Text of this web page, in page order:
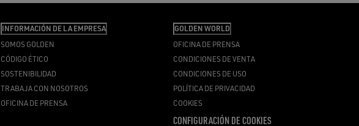
INFORMACIÓN DE LA EMPRESA
SOMOS GOLDEN
CÓDIGO ÉTICO
SOSTENIBILIDAD
TRABAJA CON NOSOTROS
OFICINA DE PRENSA
GOLDEN WORLD
OFICINA DE PRENSA
CONDICIONES DE VENTA
CONDICIONES DE USO
POLÍTICA DE PRIVACIDAD
COOKIES
CONFIGURACIÓN DE COOKIES